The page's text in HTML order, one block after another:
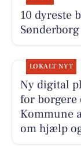
10 dyreste
LOKALT NYT
Ny digital
for borgere
Kommune
om hjælp